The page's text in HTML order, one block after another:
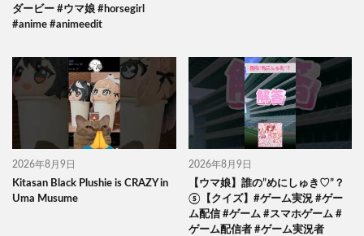
ダービー #ウマ娘 #horsegirl
#anime #animeedit
2026年8月9日
Kitasan Black Plushie is CRAZY in
Uma Musume
2026年8月9日
【ウマ娘】誰の”めにしゅき♡”？
⑤【クイズ】#ゲーム実況 #ゲー
ム配信 #ゲーム #スマホゲーム #
ゲーム配信者 #ゲーム実況者